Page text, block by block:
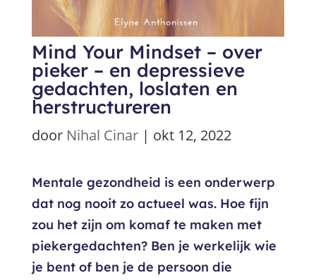
Mind Your Mindset – over
pieker – en depressieve
gedachten, loslaten en
herstructureren
door Nihal Cinar| okt 12, 2022
Mentale gezondheid is een onderwerp
dat nog nooit zo actueel was. Hoe fijn
zou het zijn om komaf te maken met
piekergedachten? Ben je werkelijk wie
je bent of ben je de persoon die